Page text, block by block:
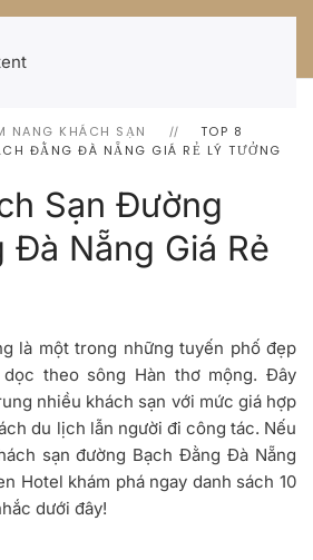
NANG KHÁCH SẠN
TOP 8
ĐẰNG ĐÀ NẴNG GIÁ RẺ LÝ TƯỞNG
Sạn Đường
Đà Nẵng Giá Rẻ
là một trong những tuyến phố đẹp
theo sông Hàn thơ mộng. Đây
nhiều khách sạn với mức giá hợp
du lịch lẫn người đi công tác. Nếu
sạn đường Bạch Đằng Đà Nẵng
Hotel khám phá ngay danh sách 10
dưới đây!